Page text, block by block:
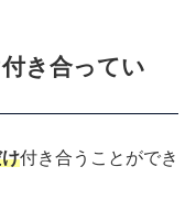
き合ってい
付き合うことができ